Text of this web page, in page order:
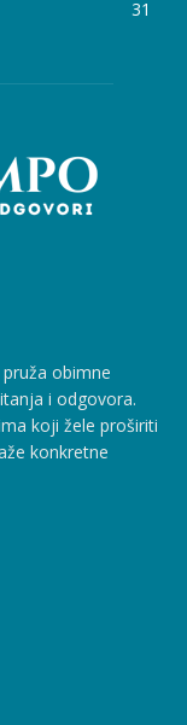
31
obimne
i odgovora.
koji žele proširiti
konkretne